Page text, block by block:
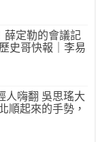
薛定勒的會議記
史哥快報｜李易
人嗨翻 吳思瑤大
順起來的手勢，